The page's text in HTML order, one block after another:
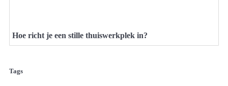
Hoe richt je een stille thuiswerkplek in?
Tags